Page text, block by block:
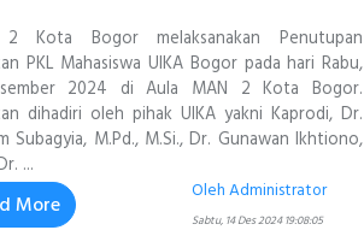
Kota Bogor melaksanakan Penutupan
PKL Mahasiswa UIKA Bogor pada hari Rabu,
2024 di Aula MAN 2 Kota Bogor.
dihadiri oleh pihak UIKA yakni Kaprodi, Dr.
Subagyia, M.Pd., M.Si., Dr. Gunawan Ikhtiono,
...
More
Oleh Administrator
Sabtu, 14 Des 2024 19:08:05